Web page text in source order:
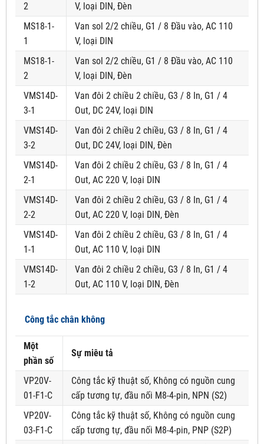
2
V, loại DIN, Đèn
MS18-1-
1
Van sol 2/2 chiều, G1 / 8 Đầu vào, AC 110
V, loại DIN
MS18-1-
2
Van sol 2/2 chiều, G1 / 8 Đầu vào, AC 110
V, loại DIN, Đèn
VMS14D-
3-1
Van đôi 2 chiều 2 chiều, G3 / 8 In, G1 / 4
Out, DC 24V, loại DIN
VMS14D-
3-2
Van đôi 2 chiều 2 chiều, G3 / 8 In, G1 / 4
Out, DC 24V, loại DIN, Đèn
VMS14D-
2-1
Van đôi 2 chiều 2 chiều, G3 / 8 In, G1 / 4
Out, AC 220 V, loại DIN
VMS14D-
2-2
Van đôi 2 chiều 2 chiều, G3 / 8 In, G1 / 4
Out, AC 220 V, loại DIN, Đèn
VMS14D-
1-1
Van đôi 2 chiều 2 chiều, G3 / 8 In, G1 / 4
Out, AC 110 V, loại DIN
VMS14D-
1-2
Van đôi 2 chiều 2 chiều, G3 / 8 In, G1 / 4
Out, AC 110 V, loại DIN, Đèn
Công tắc chân không
Một
phần số
Sự miêu tả
VP20V-
01-F1-C
Công tắc kỹ thuật số, Không có nguồn cung
cấp tương tự, đầu nối M8-4-pin, NPN (S2)
VP20V-
03-F1-C
Công tắc kỹ thuật số, Không có nguồn cung
cấp tương tự, đầu nối M8-4-pin, PNP (S2P)